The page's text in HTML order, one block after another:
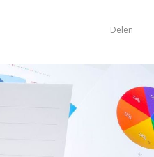
Delen